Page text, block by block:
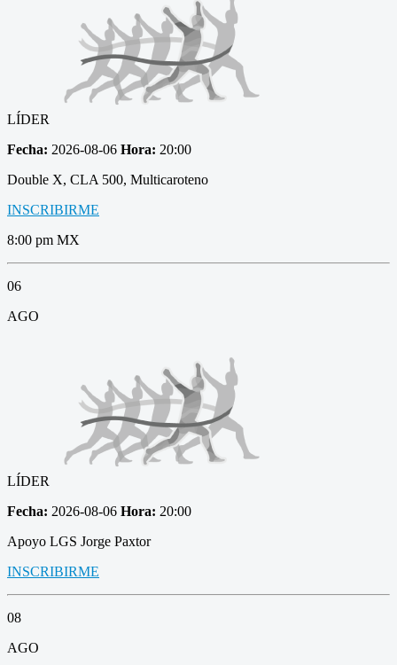
LÍDER
Fecha: 2026-08-06 Hora: 20:00
Double X, CLA 500, Multicaroteno
INSCRIBIRME
8:00 pm MX
06
AGO
LÍDER
Fecha: 2026-08-06 Hora: 20:00
Apoyo LGS Jorge Paxtor
INSCRIBIRME
08
AGO